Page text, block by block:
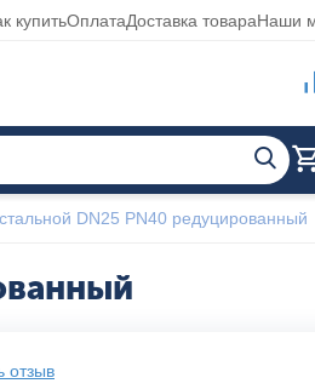
купитьОплатаДоставка товараНаши
DN25 PN40 редуцированный
отзыв